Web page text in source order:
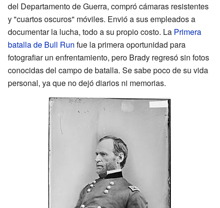
del Departamento de Guerra, compró cámaras resistentes
y "cuartos oscuros" móviles. Envió a sus empleados a
documentar la lucha, todo a su propio costo. La Primera
batalla de Bull Run fue la primera oportunidad para
fotografiar un enfrentamiento, pero Brady regresó sin fotos
conocidas del campo de batalla. Se sabe poco de su vida
personal, ya que no dejó diarios ni memorias.